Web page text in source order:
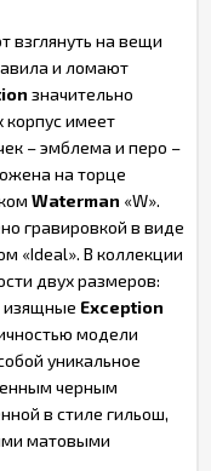
взглянуть на вещи
и ломают
значительно
корпус имеет
– эмблема и перо –
на торце
Waterman «W».
гравировкой в виде
«Ideal». В коллекции
двух размеров:
изящные Exception
модели
уникальное
черным
в стиле гильош,
матовыми